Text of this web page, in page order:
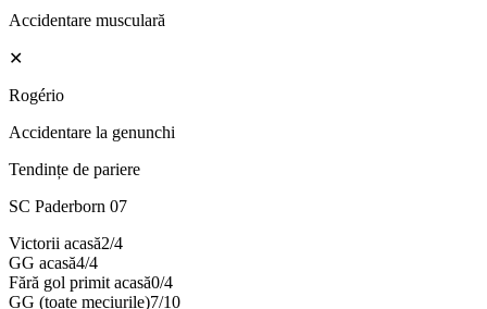
Accidentare musculară
✕
Rogério
Accidentare la genunchi
Tendințe de pariere
SC Paderborn 07
Victorii acasă2/4
GG acasă4/4
Fără gol primit acasă0/4
GG (toate meciurile)7/10